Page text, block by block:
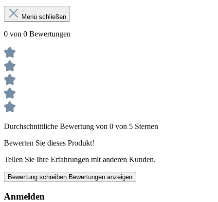
Menü schließen
0 von 0 Bewertungen
Durchschnittliche Bewertung von 0 von 5 Sternen
Bewerten Sie dieses Produkt!
Teilen Sie Ihre Erfahrungen mit anderen Kunden.
Bewertung schreiben Bewertungen anzeigen
Anmelden